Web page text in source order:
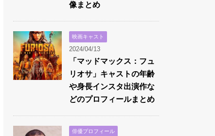
像まとめ
映画キャスト
2024/04/13
「マッドマックス：フュ
リオサ」キャストの年齢
や身長インスタ出演作な
どのプロフィールまとめ
俳優プロフィール